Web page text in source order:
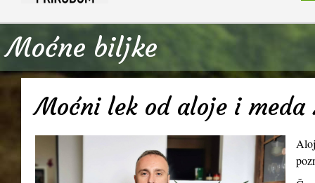
Moćne biljke
Moćni lek od aloje i meda